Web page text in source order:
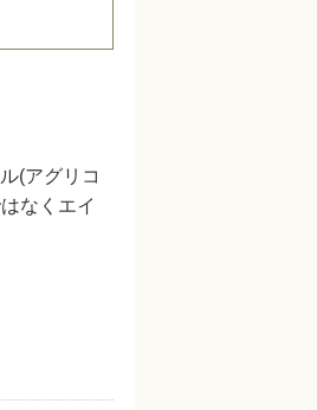
(アグリコ
なくエイ